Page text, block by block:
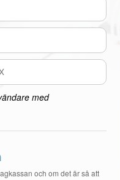
med
och om det är så att